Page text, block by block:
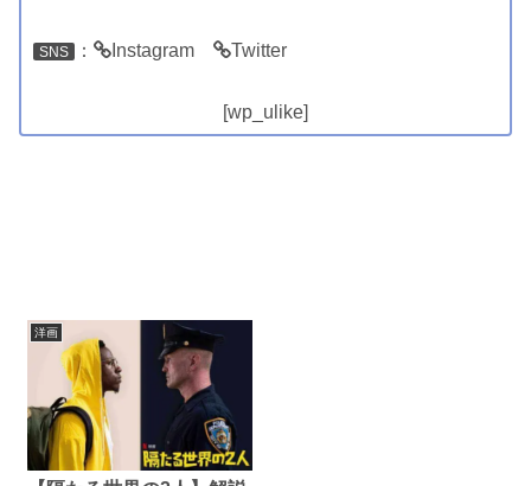
SNS ： Instagram Twitter
[wp_ulike]
洋画